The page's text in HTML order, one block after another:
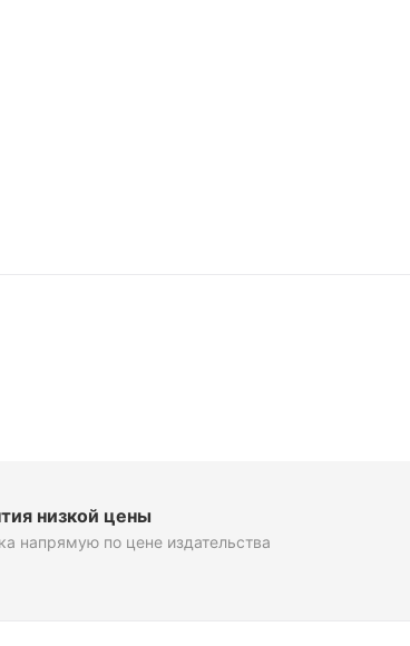
низкой цены
напрямую по цене издательства